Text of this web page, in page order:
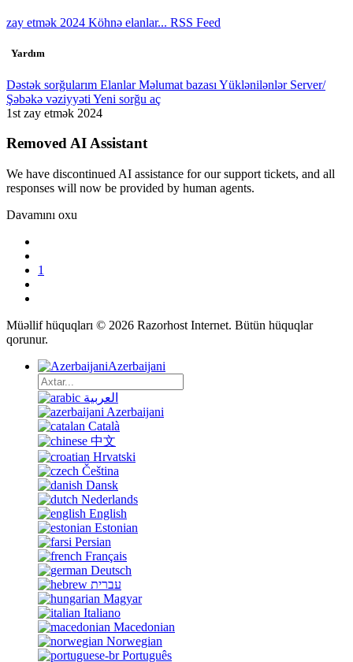
zay etmək 2024 Köhnə elanlar... RSS Feed
Yardım
Dəstək sorğularım ElanlarMəlumat bazası Yüklənilənlər Server/
Şəbəkə vəziyyəti Yeni sorğu aç
1st zay etmək 2024
Removed AI Assistant
We have discontinued AI assistance for our support tickets, and all
responses will now be provided by human agents.
Davamını oxu
1
Müəllif hüquqları © 2026 Razorhost Internet. Bütün hüquqlar
qorunur.
Azerbaijani
العربية
Azerbaijani
Català
中文
Hrvatski
Čeština
Dansk
Nederlands
English
Estonian
Persian
Français
Deutsch
עברית
Magyar
Italiano
Macedonian
Norwegian
Português